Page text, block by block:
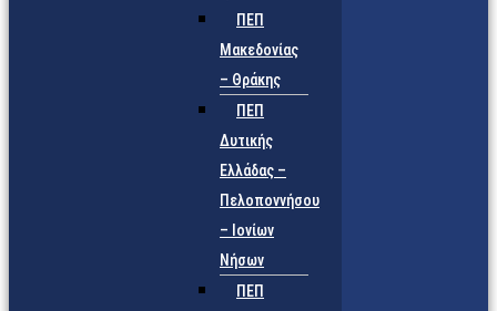
ΠΕΠ
Μακεδονίας
– Θράκης
ΠΕΠ
Δυτικής
Ελλάδας –
Πελοποννήσου
– Ιονίων
Νήσων
ΠΕΠ